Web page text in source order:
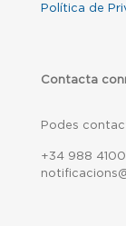
Política de
Contacta
Podes
+34 988